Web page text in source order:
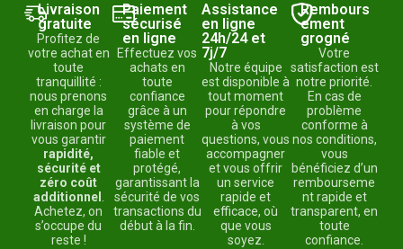
Livraison
gratuite
Profitez de
votre achat en
toute
tranquillité :
nous prenons
en charge la
livraison pour
vous garantir
rapidité,
sécurité et
zéro coût
additionnel .
Achetez, on
s’occupe du
reste !
Paiement
sécurisé
en ligne
Effectuez vos
achats en
toute
confiance
grâce à un
système de
paiement
fiable et
protégé,
garantissant la
sécurité de vos
transactions du
début à la fin.
Assistance
en ligne
24h/24 et
7j/7
Notre équipe
est disponible à
tout moment
pour répondre
à vos
questions, vous
accompagner
et vous offrir
un service
rapide et
efficace, où
que vous
soyez.
Rembours
ement
grogné
Votre
satisfaction est
notre priorité.
En cas de
problème
conforme à
nos conditions,
vous
bénéficiez d’un
rembourseme
nt rapide et
transparent, en
toute
confiance.